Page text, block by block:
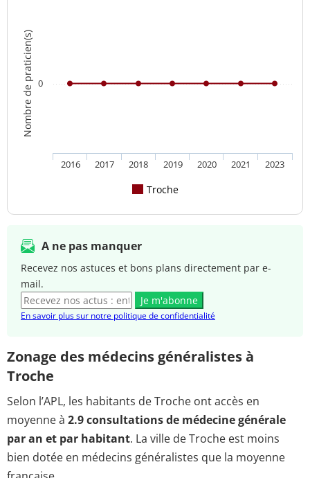
Nombre de praticien(s)
Troche
2016 2017 2018 2019 2020 2021 2023
0
A ne pas manquer
Recevez nos astuces et bons plans directement par e-
mail.
Je m'abonne
En savoir plus sur notre politique de confidentialité
Zonage des médecins généralistes à
Troche
Selon l’APL, les habitants de Troche ont accès en
moyenne à 2.9 consultations de médecine générale
par an et par habitant. La ville de Troche est moins
bien dotée en médecins généralistes que la moyenne